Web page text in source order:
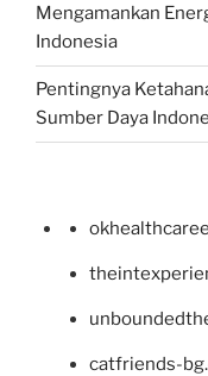
Mengamankan
Indonesia
Pentingnya
Sumber Daya
catfriends-